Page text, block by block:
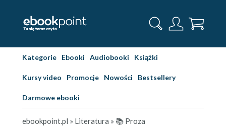
Kategorie Ebooki Audiobooki Książki
Kursy video Promocje Nowości Bestsellery
Darmowe ebooki
ebookpoint.pl » Literatura » 📚 Proza